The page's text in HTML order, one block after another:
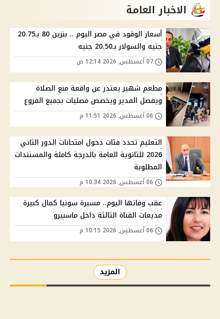
الاخبار العامة
أسعار الوقود في مصر اليوم .. بنزين 80 بـ20.75
جنيه والسولار بـ20.50 جنيه
مطعم شهير يعتذر عن واقعة منع الصلاة
ويفصل المدير ويخصص مصليات بجميع الفروع
التعليم تحدد فئات دخول امتحانات الدور الثاني
2026 للثانوية العامة بالدرجة كاملة والمستندات
المطلوبة
عقب وفاتها اليوم.. مسيرة سونيا كمال كبيرة
مذيعات القناة الثالثة داخل ماسبيرو
المزيد